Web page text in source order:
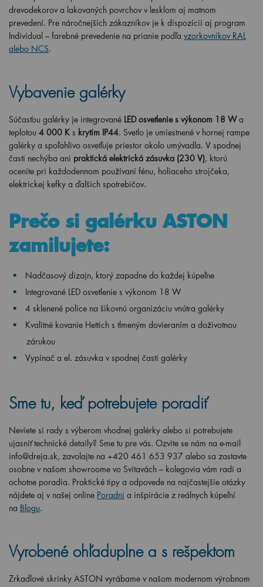
drevodekorov a lakovaných povrchov v lesklom aj matnom
prevedení. Pre náročnejších zákazníkov je k dispozícii aj program
Individual – farebné prevedenie na prianie podľa vzorkovníkov RAL
alebo NCS.
Vybavenie galérky
Súčasťou galérky je integrované LED osvetlenie s výkonom 18 W a
teplotou 4 000 K s krytím IP44. Svetlo je umiestnené v hornej rampe
galérky a spoľahlivo osvetľuje priestor okolo umývadla. V spodnej
časti nechýba ani praktická elektrická zásuvka (230 V), ktorú
oceníte pri každodennom používaní fénu, holiaceho strojčeka,
elektrickej kefky a ďalších spotrebičov.
Prečo si galérku ASTON
zamilujete:
Nadčasový dizajn, ktorý zapadne do každej kúpeľne
Integrované LED osvetlenie s výkonom 18 W
4 sklenené police na šikovnú organizáciu vnútra galérky
Kvalitné kovanie Hettich s tlmeným dovieraním a doživotnou
zárukou
Vypínač a el. zásuvka v spodnej časti galérky
Sme tu, keď potrebujete poradiť
Neviete si rady s výberom vhodnej galérky alebo si potrebujete
ujasniť technické detaily? Sme tu pre vás. Ozvite se nám na e-mail
info@dreja.sk, zavolajte na +420 461 653 937 alebo sa zastavte
osobne v našom showroome vo Svitavách – kolegovia vám radi a
ochotne poradia. Praktické tipy a odpovede na najčastejšie otázky
nájdete aj v našej online Poradni a inšpirácie z reálnych kúpeľní
na Blogu.
Vyrobené ohľaduplne a s rešpektom
Zrkadlové skrinky ASTON vyrábame v našom modernom výrobnom